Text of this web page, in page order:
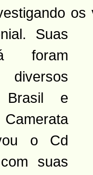
Suas
foram
Brasil e
o Cd
suas